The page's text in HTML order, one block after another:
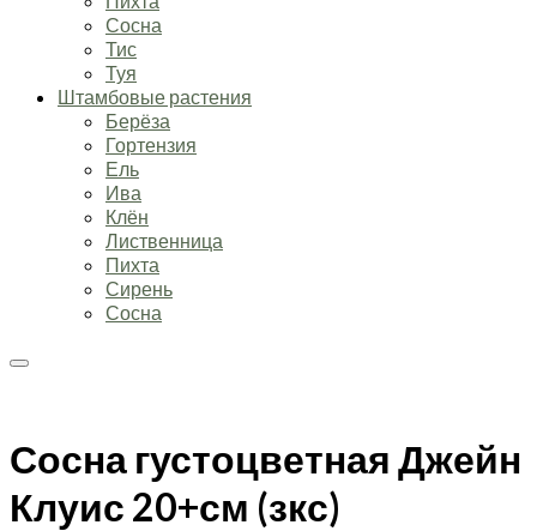
Сосна
Тис
Туя
Штамбовые растения
Берёза
Гортензия
Ель
Ива
Клён
Лиственница
Пихта
Сирень
Сосна
Сосна густоцветная Джейн
Клуис 20+см (зкс)